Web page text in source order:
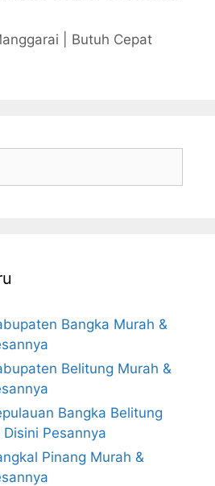
| Butuh Cepat
Bangka Murah &
Belitung Murah &
Bangka Belitung
Pesannya
Pinang Murah &